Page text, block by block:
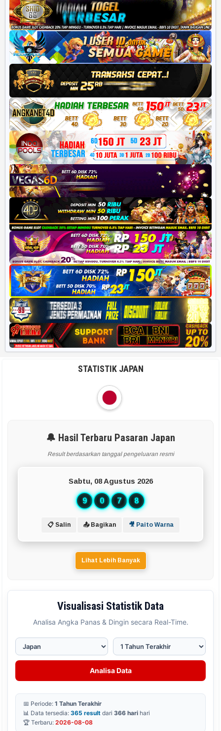
STATISTIK JAPAN
🔔 Hasil Terbaru Pasaran Japan
Result berdasarkan tanggal pengeluaran resmi
Sabtu, 08 Agustus 2026
9 0 7 8
📋 Salin 📤 Bagikan 🎥 Paito Warna
Lihat Lebih Banyak
Visualisasi Statistik Data
Analisa Angka Panas & Dingin secara Real-Time.
Analisa Data
📅 Periode: 1 Tahun Terakhir
📊 Data tersedia: 365 result dari 366 hari hari
🏆 Terbaru: 2026-08-08